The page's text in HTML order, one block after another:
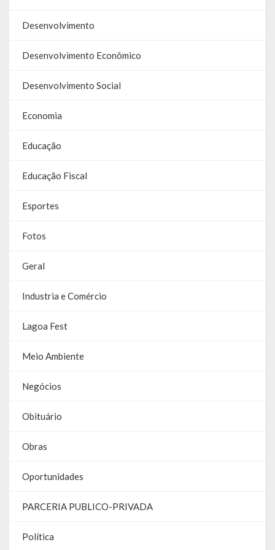
Programas
Publicações
Covid 19
Planos
Publicações Oficiais
Editais de Licitações
LicitaCon Cidadão
Prestação de Contas
Desenvolvimento
Desenvolvimento Econômico
Desenvolvimento Social
Economia
Educação
Educação Fiscal
Esportes
Fotos
Geral
Industria e Comércio
Lagoa Fest
Meio Ambiente
Negócios
Obituário
Obras
Oportunidades
PARCERIA PUBLICO-PRIVADA
Política